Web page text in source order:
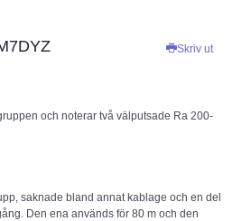
Skriv ut
och noterar två välputsade Ra 200-
saknade bland annat kablage och en del
Den ena används för 80 m och den